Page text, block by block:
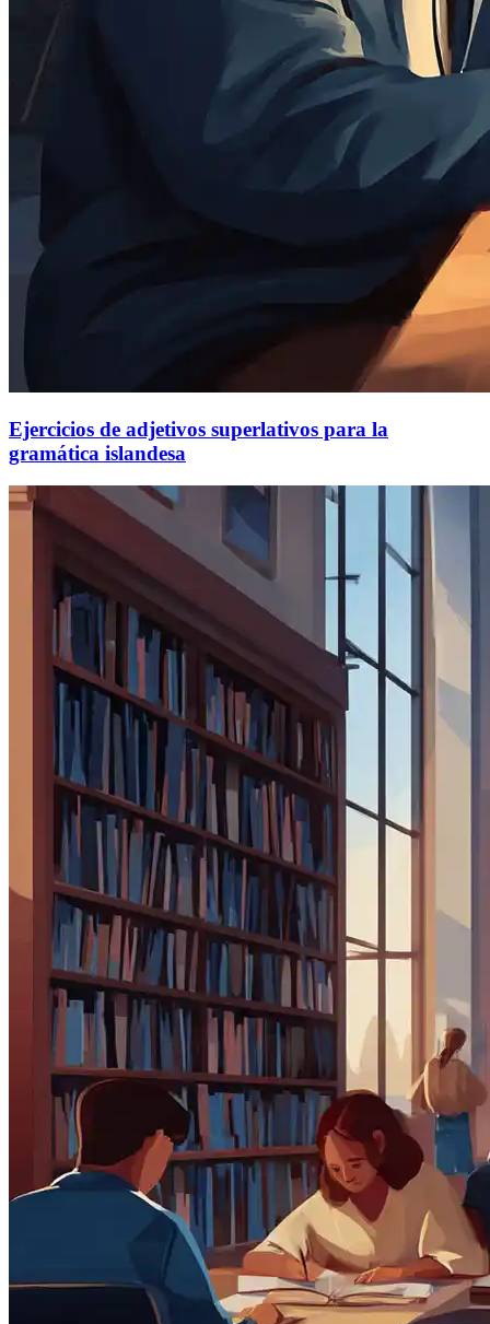
Ejercicios de adjetivos superlativos para la
gramática islandesa